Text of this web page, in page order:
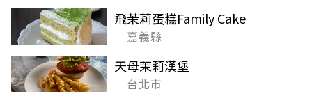
飛茉莉蛋糕Family Cake
嘉義縣
天母茉莉漢堡
台北市